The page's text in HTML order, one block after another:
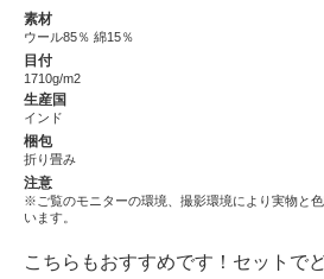
素材
ウール85％ 綿15％
目付
1710g/m2
生産国
インド
梱包
折り畳み
注意
※ご覧のモニターの環境、撮影環境により実物と
います。
こちらもおすすめです！セットで